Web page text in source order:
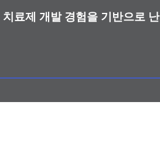
료제 개발 경험을 기반으로